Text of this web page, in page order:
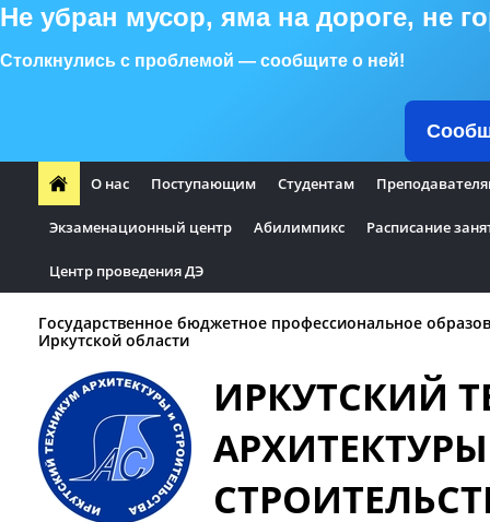
Не убран мусор, яма на дороге, не
Столкнулись с проблемой — сообщите о ней!
О нас Поступающим Студентам
Экзаменационный центр Абилимпикс Расписание
Центр проведения ДЭ
Государственное бюджетное профессиональное
Иркутской области
ИРКУТСКИЙ